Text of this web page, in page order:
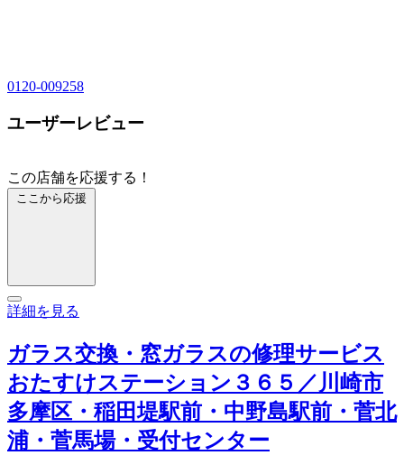
0120-009258
ユーザーレビュー
この店舗を応援する！
ここから応援
詳細を見る
ガラス交換・窓ガラスの修理サービス
おたすけステーション３６５／川崎市
多摩区・稲田堤駅前・中野島駅前・菅北
浦・菅馬場・受付センター